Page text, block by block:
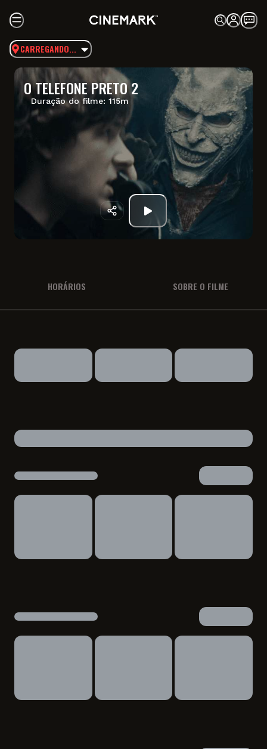
CARREGANDO...
O TELEFONE PRETO 2
Duração do filme: 115m
HORÁRIOS SOBRE O FILME